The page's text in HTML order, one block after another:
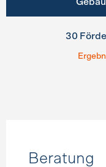
30
Beratung